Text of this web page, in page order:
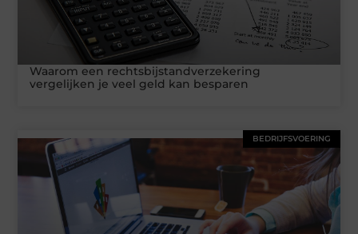
Waarom een rechtsbijstandverzekering
vergelijken je veel geld kan besparen
BEDRIJFSVOERING